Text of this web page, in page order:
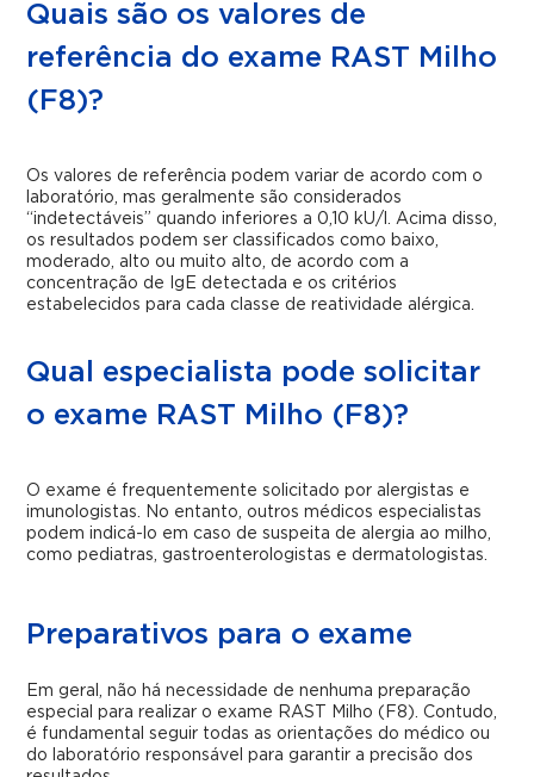
Quais são os valores de
referência do exame RAST Milho
(F8)?
Os valores de referência podem variar de acordo com o
laboratório, mas geralmente são considerados
“indetectáveis” quando inferiores a 0,10 kU/l. Acima disso,
os resultados podem ser classificados como baixo,
moderado, alto ou muito alto, de acordo com a
concentração de IgE detectada e os critérios
estabelecidos para cada classe de reatividade alérgica.
Qual especialista pode solicitar
o exame RAST Milho (F8)?
O exame é frequentemente solicitado por alergistas e
imunologistas. No entanto, outros médicos especialistas
podem indicá-lo em caso de suspeita de alergia ao milho,
como pediatras, gastroenterologistas e dermatologistas.
Preparativos para o exame
Em geral, não há necessidade de nenhuma preparação
especial para realizar o exame RAST Milho (F8). Contudo,
é fundamental seguir todas as orientações do médico ou
do laboratório responsável para garantir a precisão dos